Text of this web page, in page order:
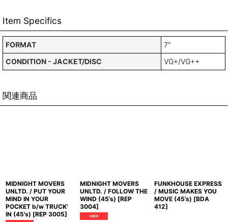
Item Specifics
FORMAT
7"
CONDITION - JACKET/DISC
VG+/VG++
関連商品
MIDNIGHT MOVERS
UNLTD. / PUT YOUR
MIND IN YOUR
POCKET b/w TRUCK'
IN (45's) [REP 3005]
MIDNIGHT MOVERS
UNLTD. / FOLLOW THE
WIND (45's) [REP
3004]
FUNKHOUSE EXPRESS
/ MUSIC MAKES YOU
MOVE (45's) [BDA
412]